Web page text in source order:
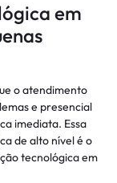
em
o atendimento
e presencial
imediata. Essa
de alto nível é o
tecnológica em